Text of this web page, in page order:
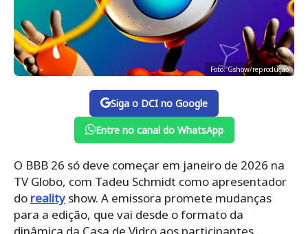
Foto: Gshow/reprodução
Siga o DCI no Google
Entre no canal do WhatsApp
O BBB 26 só deve começar em janeiro de 2026 na
TV Globo, com Tadeu Schmidt como apresentador
do realityshow. A emissora promete mudanças
para a edição, que vai desde o formato da